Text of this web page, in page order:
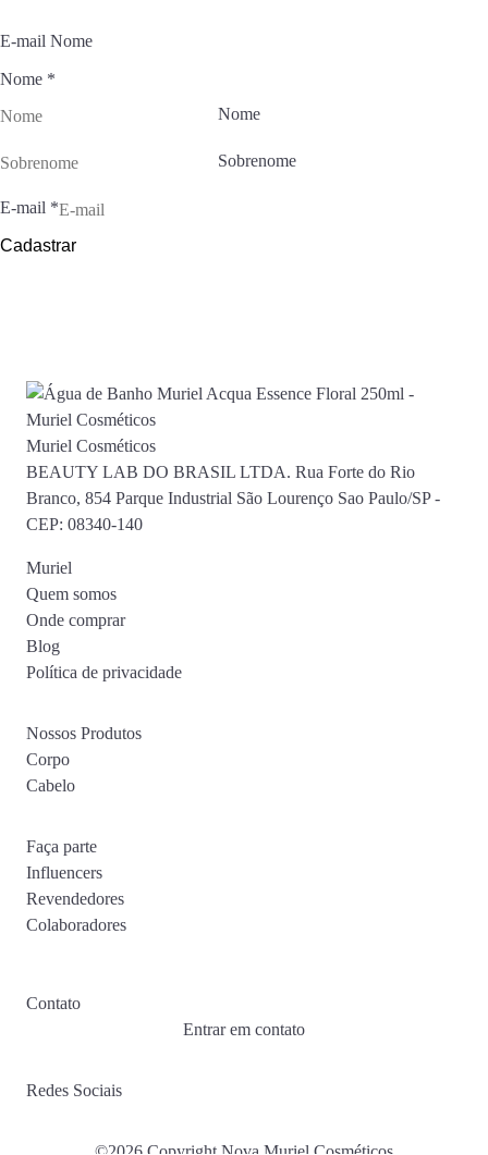
E-mail Nome
Nome *
Nome
Sobrenome
E-mail *
Cadastrar
Muriel Cosméticos
BEAUTY LAB DO BRASIL LTDA. Rua Forte do Rio
Branco, 854 Parque Industrial São Lourenço Sao Paulo/SP -
CEP: 08340-140
Muriel
Quem somos
Onde comprar
Blog
Política de privacidade
Nossos Produtos
Corpo
Cabelo
Faça parte
Influencers
Revendedores
Colaboradores
Contato
Entrar em contato
Redes Sociais